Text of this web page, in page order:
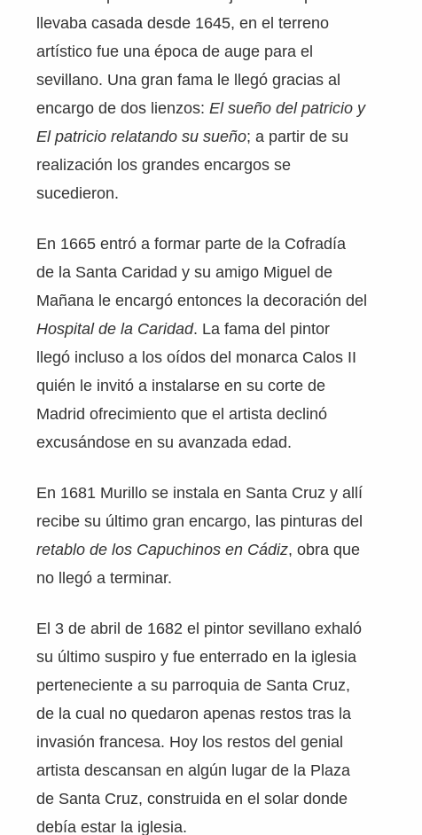
llevaba casada desde 1645, en el terreno
artístico fue una época de auge para el
sevillano. Una gran fama le llegó gracias al
encargo de dos lienzos:El sueño del patricio y
El patricio relatando su sueño; a partir de su
realización los grandes encargos se
sucedieron.
En 1665 entró a formar parte de la Cofradía
de la Santa Caridad y su amigo Miguel de
Mañana le encargó entonces la decoración del
Hospital de la Caridad. La fama del pintor
llegó incluso a los oídos del monarca Calos II
quién le invitó a instalarse en su corte de
Madrid ofrecimiento que el artista declinó
excusándose en su avanzada edad.
En 1681 Murillo se instala en Santa Cruz y allí
recibe su último gran encargo, las pinturas del
retablo de los Capuchinos en Cádiz, obra que
no llegó a terminar.
El 3 de abril de 1682 el pintor sevillano exhaló
su último suspiro y fue enterrado en la iglesia
perteneciente a su parroquia de Santa Cruz,
de la cual no quedaron apenas restos tras la
invasión francesa. Hoy los restos del genial
artista descansan en algún lugar de la Plaza
de Santa Cruz, construida en el solar donde
debía estar la iglesia.